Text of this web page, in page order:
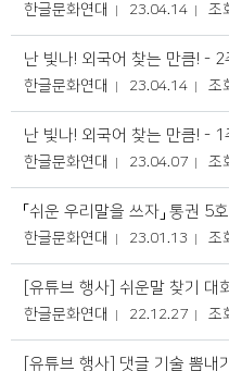
한글문화연대 23.04.14 조
난 빛나! 외국어 찾는 만큼! -
한글문화연대 23.04.14 조
난 빛나! 외국어 찾는 만큼! -
한글문화연대 23.04.07 조
「쉬운 우리말을 쓰자」 통권 5호
한글문화연대 23.01.13 조
[유튜브 행사] 쉬운말 찾기 대
한글문화연대 22.12.27 조
[유튜브 행사] 댓글 기술 뽐내